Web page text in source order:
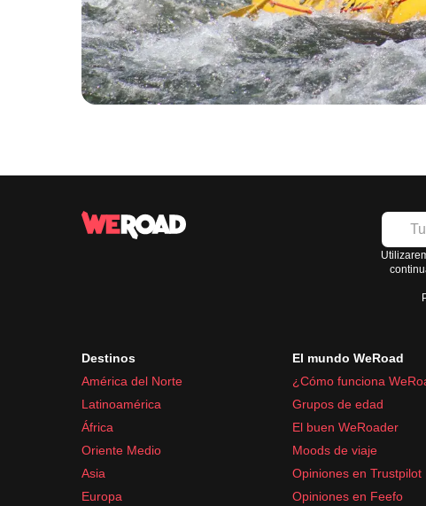
Destinos
América del Norte
Latinoamérica
África
Oriente Medio
Asia
Europa
El mundo WeRoad
¿Cómo funciona
Grupos de edad
El buen WeRoader
Moods de viaje
Opiniones en Trustpilot
Opiniones en Feefo